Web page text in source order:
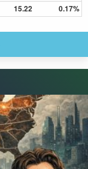
15.22 0.17%